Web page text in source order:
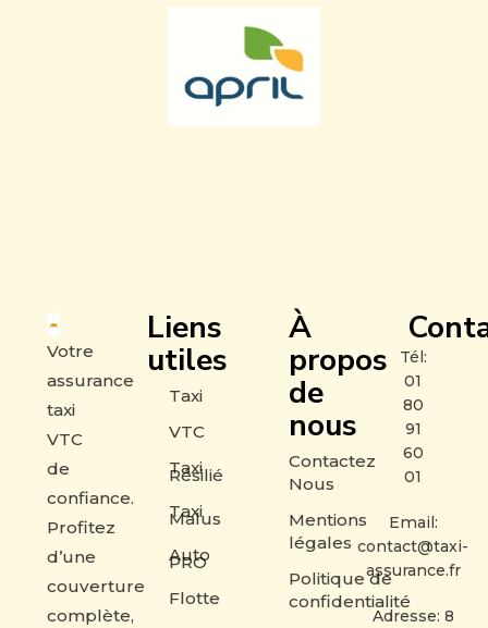
Votre
assurance
taxi
VTC
de
confiance.
Profitez
d’une
couverture
complète,
Liens
utiles
Taxi
VTC
Taxi
Résilié
Taxi
Malus
Auto
PRO
Flotte
À
propos
de
nous
Contactez
Nous
Mentions
légales
Politique de
confidentialité
Tél:
01
80
91
60
01
Email:
contact@taxi-
assurance.fr
Adresse: 8